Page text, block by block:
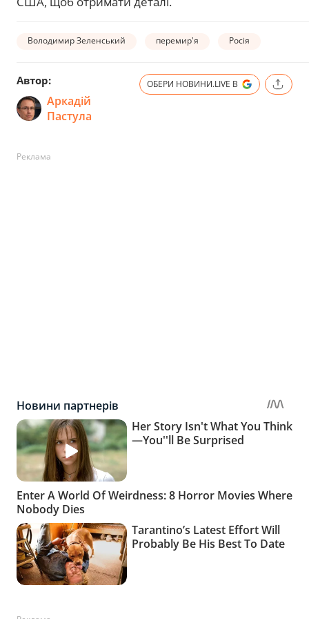
Володимир Зеленський перемир'я Росія
Автор:
Аркадій
Пастула
ОБЕРИ НОВИНИ.LIVE В
Реклама